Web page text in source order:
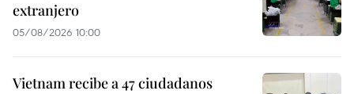
extranjero
05/08/2026 10:00
Vietnam recibe a 47 ciudadanos